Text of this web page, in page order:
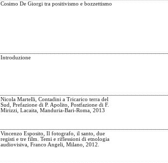
Cosimo De Giorgi tra positivismo e bozzettismo
Introduzione
Nicola Martelli, Contadini a Tricarico terra del
Sud, Prefazione di P. Apolito, Postfazione di F.
Mirizzi, Lacaita, Manduria-Bari-Roma, 2013
Vincenzo Esposito, Il fotografo, il santo, due
registi e tre film. Temi e riflessioni di etnologia
audiovisiva, Franco Angeli, Milano, 2012.